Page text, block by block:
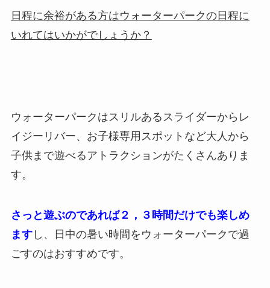
日程に余裕がある方はウォーターパークの日程に
いれてはいかがでしょうか？
ウォーターパークはスリルあるスライダーからレ
イジーリバー、お子様専用スポットなど大人から
子供まで遊べるアトラクションがたくさんありま
す。
さっと遊ぶのであれば２，３時間だけでも楽しめ
ますし、日中の暑い時間をウォーターパークで過
ごすのはおすすめです。